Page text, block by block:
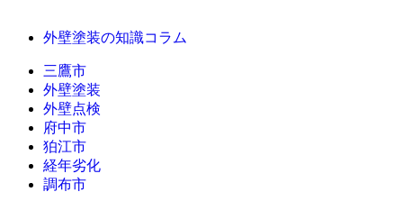
外壁塗装の知識コラム
三鷹市
外壁塗装
外壁点検
府中市
狛江市
経年劣化
調布市